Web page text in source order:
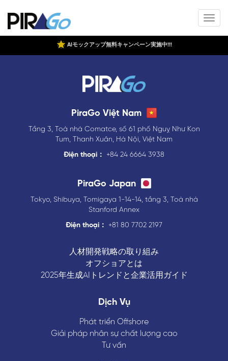
AIモックアップ無料キャンペーン実施中!!!
PiraGo Việt Nam
Tầng 3, Toà nhà Comatce, số 61 phố Nguỵ Như Kon
Tum, Thanh Xuân, Hà Nội, Việt Nam
Điện thoại：
+84 24 6664 3938
PiraGo Japan
Tokyo, Shibuya, Tomigaya 1-14-14, tầng 3, Toà nhà
Stanford Annex
Điện thoại：
+81 80 7702 2197
人材開発戦略の取り組み
オフショアとは
2025年生成AIトレンドと企業活用ガイド
Dịch Vụ
Phát triển Offshore
Giải pháp nhân sự chất lượng cao
Tư vấn